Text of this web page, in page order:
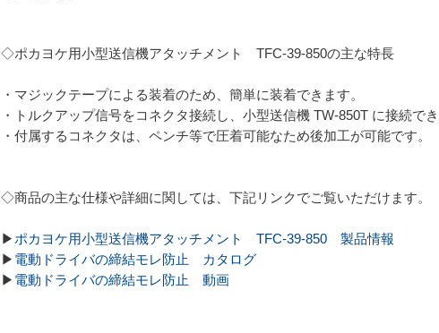
◇ポカヨケ用小型送信機アタッチメント TFC-39-850の主な特長
・マジックテープによる装着のため、簡単に装着できます。
・トルクアップ信号をコネクタ接続し、小型送信機 TW-850T に接続でき
・付属するコネクタは、ペンチ等で圧着可能なため後加工が可能です。
◇商品の主な仕様や詳細に関しては、下記リンクでご覧いただけます。
▶ ポカヨケ用小型送信機アタッチメント TFC-39-850 製品情報
▶ 電動ドライバの締結モレ防止 カタログ
▶ 電動ドライバの締結モレ防止 動画